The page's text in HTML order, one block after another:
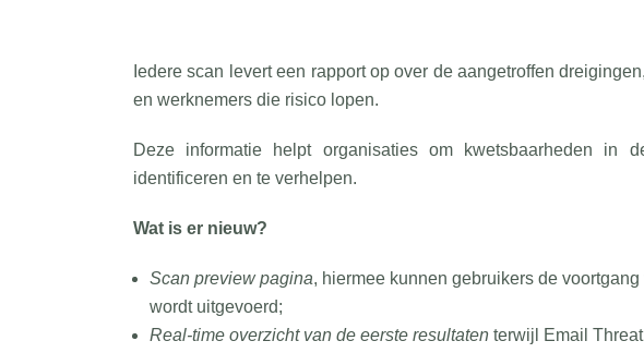
Iedere scan levert een rapport op over de aangetroffen
en werknemers die risico lopen.
Deze informatie helpt organisaties om kwetsbaarheden in
identificeren en te verhelpen.
Wat is er nieuw?
Scan preview pagina, hiermee kunnen gebruikers de
wordt uitgevoerd;
Real-time overzicht van de eerste resultaten terwijl Email